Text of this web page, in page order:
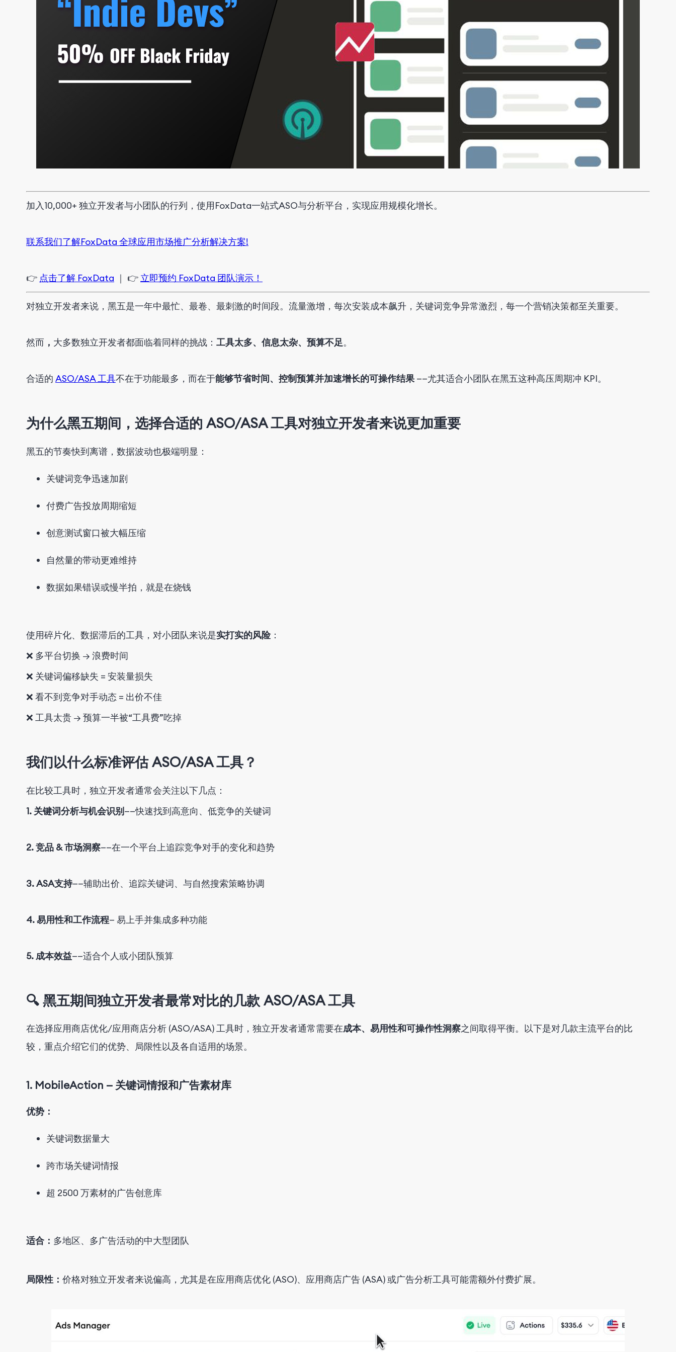
加入10,000+ 独立开发者与小团队的行列，使用FoxData一站式ASO与分析平台，实现应用规模化增长。
联系我们了解FoxData 全球应用市场推广分析解决方案!
👉 点击了解 FoxData ｜ 👉 立即预约 FoxData 团队演示！
对独立开发者来说，黑五是一年中最忙、最卷、最刺激的时间段。 流量激增 ， 每次安装成本飙升 ， 关键词竞争异常激烈 ， 每一个营销决策都至关重要。
然而 ， 大多数独立开发者都面临着同样的挑战： 工具太多、信息太杂、 预算不足。
合适的 ASO/ASA 工具不在于功能最多，而在于能够节省时间、控制预算并加速增长的可操作结果——尤其适合小团队在黑五这种高压周期冲 KPI。
为什么黑五期间 ， 选择合适的 ASO/ASA工具对独立开发者来说更加重要
黑五的节奏快到离谱，数据波动也极端明显：
关键词竞争迅速加剧
付费广告投放周期缩短
创意测试窗口被大幅压缩
自然量的带动更难维持
数据如果错误或慢半拍，就是在烧钱
使用碎片化、数据滞后的工具，对小团队来说是实打实的风险：
❌ 多平台切换 → 浪费时间
❌ 关键词偏移缺失 = 安装量损失
❌ 看不到竞争对手动态 = 出价不佳
❌ 工具太贵 → 预算一半被“工具费”吃掉
我们以什么标准评估 ASO/ASA 工具？
在比较工具时，独立开发者通常会关注以下几点 ：
1. 关键词分析与机会识别 ——快速找到高意向、低竞争的关键词
2. 竞品 & 市场洞察——在一个平台上追踪竞争对手的变化和趋势
3. ASA支持——辅助出价、追踪关键词、与自然搜索策略协调
4. 易用性和工作流程— 易上手并集成多种功能
5. 成本效益——适合个人或小团队预算
🔍 黑五期间独立开发者最常对比的几款 ASO/ASA 工具
在选择应用商店优化/应用商店分析 (ASO/ASA) 工具时，独立开发者通常需要在成本、易用性和可操作性洞察之间取得平衡。以下是对几款主流平台的比
较，重点介绍它们的优势、局限性以及各自适用的场景。
1. MobileAction — 关键词情报和广告素材库
优势 ：
关键词数据量大
跨市场关键词情报
超 2500 万素材的广告创意库
适合： 多地区、多广告活动的中大型团队
局限性： 价格对独立开发者来说偏高，尤其是在应用商店优化 (ASO)、应用商店广告 (ASA) 或广告分析工具可能需额外付费扩展。